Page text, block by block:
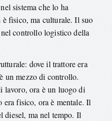
sistema che lo ha
è fisico, ma culturale. Il suo
controllo logistico della
dove il trattore era
un mezzo di controllo.
lavoro, ora è un luogo di
era fisico, ora è mentale. Il
diesel, ma nel tempo. Il